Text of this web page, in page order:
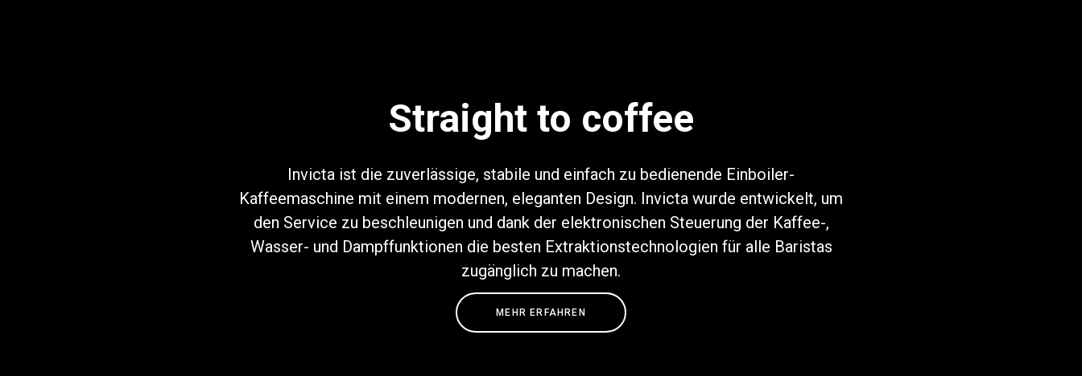
Straight to coffee
Invicta ist die zuverlässige, stabile und einfach zu bedienende Einboiler-
Kaffeemaschine mit einem modernen, eleganten Design. Invicta wurde entwickelt, um
den Service zu beschleunigen und dank der elektronischen Steuerung der Kaffee-,
Wasser- und Dampffunktionen die besten Extraktionstechnologien für alle Baristas
zugänglich zu machen.
MEHR ERFAHREN
Datenschutzerklärung